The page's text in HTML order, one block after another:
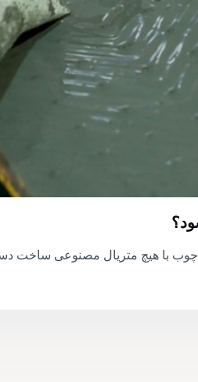
چوب با هیچ متریال مصنوعی ساخت